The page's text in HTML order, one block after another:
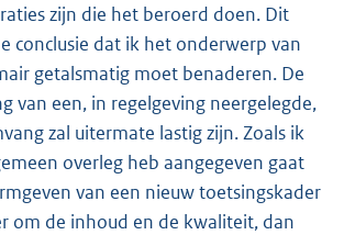
zijn die het beroerd doen. Dit
conclusie dat ik het onderwerp van
getalsmatig moet benaderen. De
van een, in regelgeving neergelegde,
zal uitermate lastig zijn. Zoals ik
overleg heb aangegeven gaat
van een nieuw toetsingskader
om de inhoud en de kwaliteit, dan